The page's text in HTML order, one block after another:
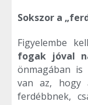
Sokszor a
Figyelembe
fogak jóval
önmagában is
van az, hogy
ferdébbnek,